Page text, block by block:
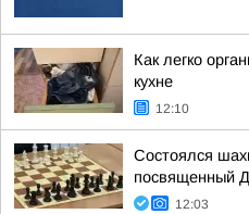
Как легко
кухне
12:10
Состоялся
посвященный
12:03